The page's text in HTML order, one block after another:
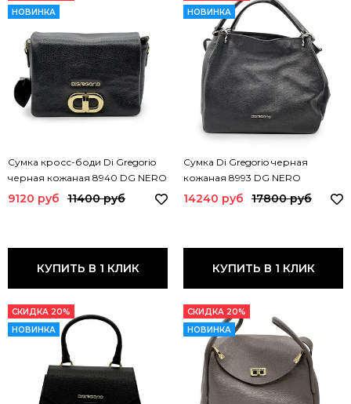
НОВИНКА
Сумка кросс-боди Di Gregorio
черная кожаная 8940 DG NERO
9120 руб 11400 руб
КУПИТЬ В 1 КЛИК
НОВИНКА
Сумка Di Gregorio черная
кожаная 8993 DG NERO
14240 руб 17800 руб
КУПИТЬ В 1 КЛИК
СКИДКА 20%
НОВИНКА
СКИДКА 20%
НОВИНКА